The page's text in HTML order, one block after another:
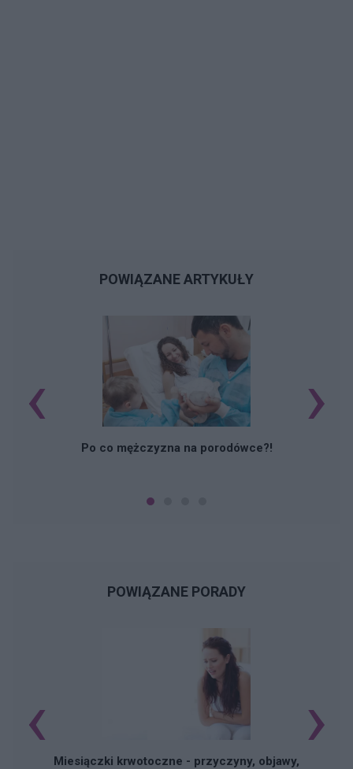
POWIĄZANE ARTYKUŁY
Po co mężczyzna na porodówce?!
‹ ›
POWIĄZANE PORADY
Miesiączki krwotoczne - przyczyny, objawy,
‹ ›